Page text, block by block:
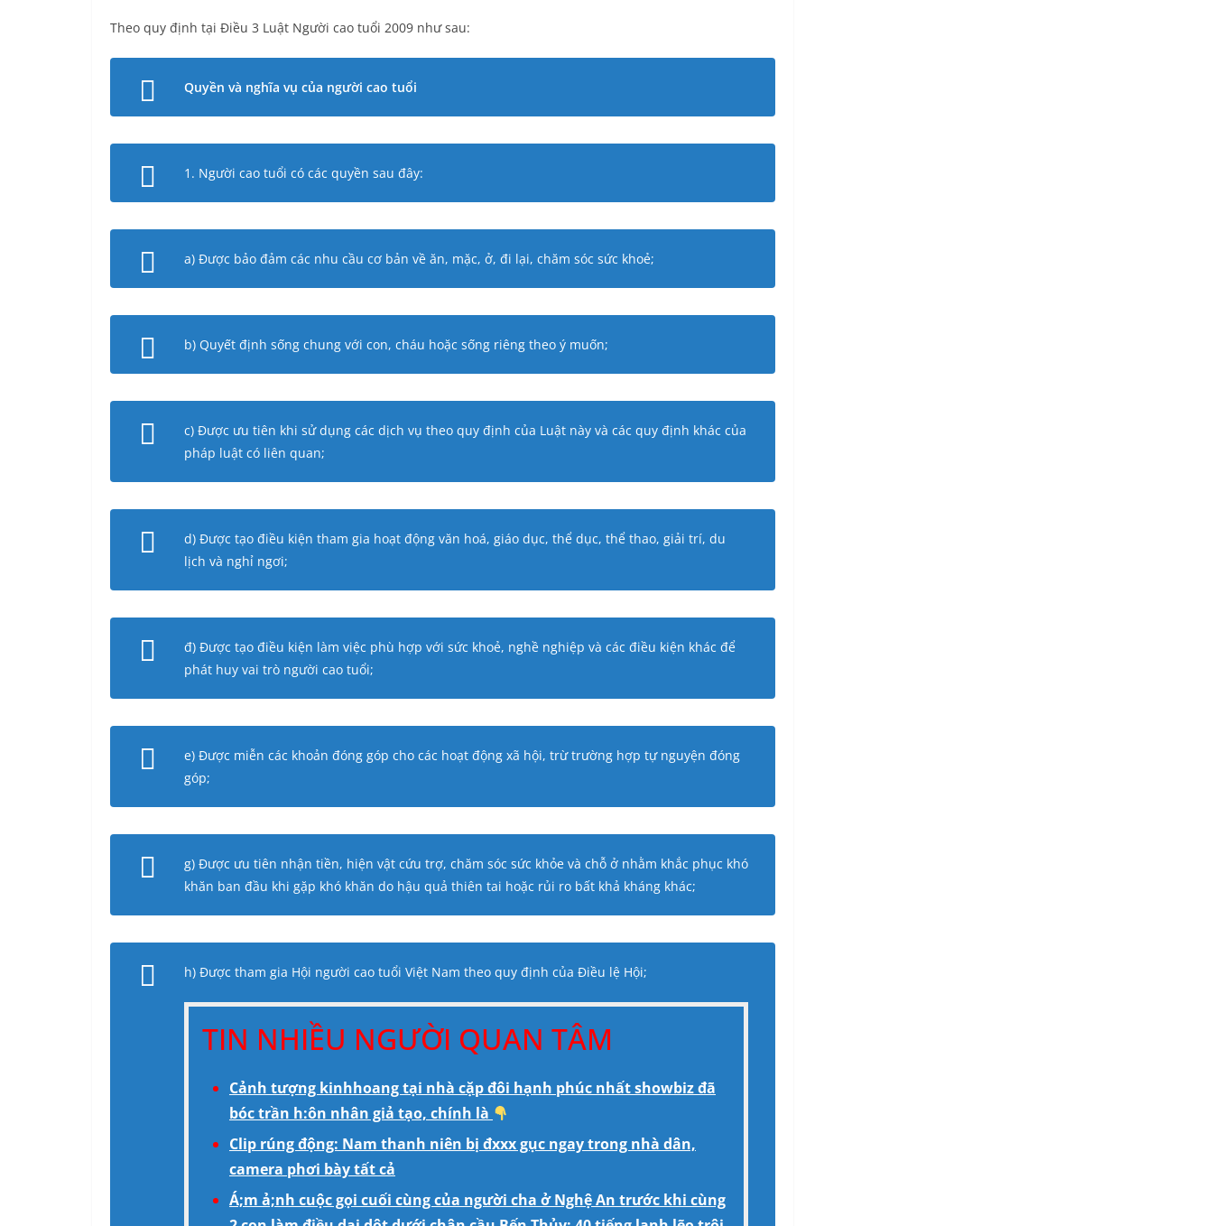
Theo quy định tại Điều 3 Luật Người cao tuổi 2009 như sau:
Quyền và nghĩa vụ của người cao tuổi
1. Người cao tuổi có các quyền sau đây:
a) Được bảo đảm các nhu cầu cơ bản về ăn, mặc, ở, đi lại, chăm sóc sức khoẻ;
b) Quyết định sống chung với con, cháu hoặc sống riêng theo ý muốn;
c) Được ưu tiên khi sử dụng các dịch vụ theo quy định của Luật này và các quy định khác của
pháp luật có liên quan;
d) Được tạo điều kiện tham gia hoạt động văn hoá, giáo dục, thể dục, thể thao, giải trí, du
lịch và nghỉ ngơi;
đ) Được tạo điều kiện làm việc phù hợp với sức khoẻ, nghề nghiệp và các điều kiện khác để
phát huy vai trò người cao tuổi;
e) Được miễn các khoản đóng góp cho các hoạt động xã hội, trừ trường hợp tự nguyện đóng
góp;
g) Được ưu tiên nhận tiền, hiện vật cứu trợ, chăm sóc sức khỏe và chỗ ở nhằm khắc phục khó
khăn ban đầu khi gặp khó khăn do hậu quả thiên tai hoặc rủi ro bất khả kháng khác;
h) Được tham gia Hội người cao tuổi Việt Nam theo quy định của Điều lệ Hội;
TIN NHIỀU NGƯỜI QUAN TÂM
Cảnh tượng kinhhoang tại nhà cặp đôi hạnh phúc nhất showbiz đã
bóc trần h:ôn nhân giả tạo, chính là
Clip rúng động: Nam thanh niên bị đxxx gục ngay trong nhà dân,
camera phơi bày tất cả
Á;m ả;nh cuộc gọi cuối cùng của người cha ở Nghệ An trước khi cùng